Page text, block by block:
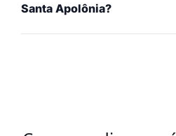
Santa Apolônia?